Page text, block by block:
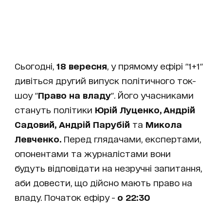
Сьогодні, 18 вересня , у прямому ефірі "1+1"
дивіться другий випуск політичного ток-
шоу "Право на владу". Його учасниками
стануть політики Юрій Луценко, Андрій
Садовий, Андрій Парубій та Микола
Левченко Перед глядачами, експертами,
опонентами та журналістами вони
будуть відповідати на незручні запитання,
аби довести, що дійсно мають право на
владу. Початок ефіру - о 22:30